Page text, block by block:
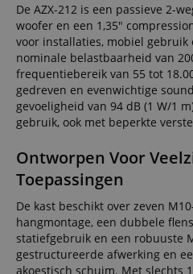
De AZX-212 is een passieve 2-
woofer en een 1,35"
voor installaties, mobiel
nominale belastbaarheid van
frequentiebereik van 55 tot
gedreven en evenwichtige
gevoeligheid van 94 dB (1 W/1
gebruik, ook met beperkte
Ontworpen Voor
Toepassingen
De kast beschikt over zeven
hangmontage, een dubbele
statiefgebruik en een robuuste
gestructureerde afwerking en
akoestisch schuim. Met slechts